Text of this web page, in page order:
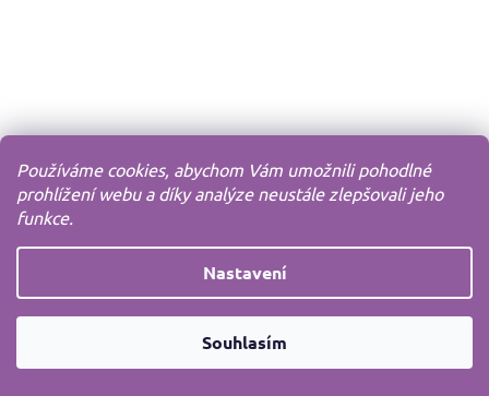
Používáme cookies, abychom Vám umožnili pohodlné
prohlížení webu a díky analýze neustále zlepšovali jeho
funkce.
Nastavení
Souhlasím